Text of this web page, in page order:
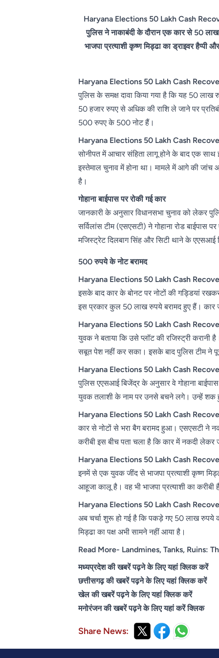
Haryana Elections 50 Lakh Cash
पुलिस ने नाकाबंदी के दौरान एक कार से 50
भाजपा प्रत्याशी कृष्ण मिड्ढा का ड्राइवर
Haryana Elections 50 Lakh Cash
पुलिस के समक्ष दावा किया गया है कि यह 50 लाख
50 हजार रुपए से अधिक की राशि ले जाने पर
500 रुपए के 500 नोट हैं।
Haryana Elections 50 Lakh Cash
सोनीपत में आचार संहिता लागू होने के बाद एक
इस्तेमाल चुनाव में होना था। मामले में आगे की जांच
है।
गोहाना बाईपास पर रोकी गई कार
जानकारी के अनुसार विधानसभा चुनाव को लेकर
सर्विलांस टीम (एसएसटी) ने गोहाना रोड बाईपास
मजिस्ट्रेट दिलबाग सिंह और सिटी थाने के एएसआई
500 रुपये के नोट बरामद
Haryana Elections 50 Lakh Cash
इसके बाद कार के बोनट पर नोटों की गड्डियां
इस प्रकार कुल 50 लाख रुपये बरामद हुए हैं। कार
Haryana Elections 50 Lakh Cash
युवक ने बताया कि उसे प्लॉट की रजिस्ट्री
सबूत पेश नहीं कर सका। इसके बाद पुलिस टीम ने
Haryana Elections 50 Lakh Cash
पुलिस एएसआई बिजेंद्र के अनुसार वे गोहाना
युवक तलाशी के नाम पर उनसे बचने लगे। उन्हें शक
Haryana Elections 50 Lakh Cash
कार से नोटों से भरा बैग बरामद हुआ। एसएसटी ने
करीबी इस बीच पता चला है कि कार में नकदी
Haryana Elections 50 Lakh Cash
इनमें से एक युवक जींद से भाजपा प्रत्याशी कृष्ण
आहूजा कालू है। वह भी भाजपा प्रत्याशी का करीबी
Haryana Elections 50 Lakh Cash
अब चर्चा शुरू हो गई है कि पकड़े गए 50 लाख रुपये
मिड्ढा का पक्ष अभी सामने नहीं आया है।
Read More- Landmines, Tanks, Ruins:
मध्यप्रदेश की खबरें पढ़ने के लिए यहां क्लिक करें
छत्तीसगढ़ की खबरें पढ़ने के लिए यहां क्लिक करें
खेल की खबरें पढ़ने के लिए यहां क्लिक करें
मनोरंजन की खबरें पढ़ने के लिए यहां करें क्लिक
Share News: